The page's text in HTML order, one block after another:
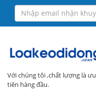
Với chúng tôi ,chất lượng là ưu
tiên hàng đầu.